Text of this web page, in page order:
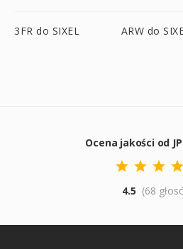
3FR do SIXEL ARW do
Ocena jakości od
4.5 (68